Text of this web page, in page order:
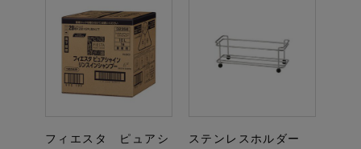
フィエスタ ピュアシ
ステンレスホルダー